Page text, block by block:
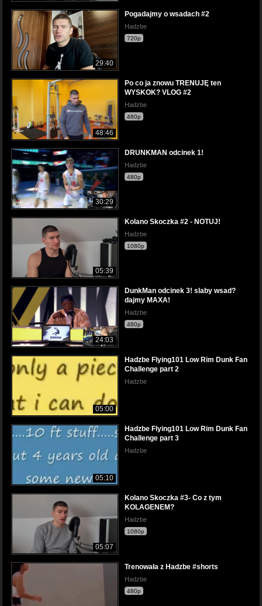
29:40
Pogadajmy o wsadach #2
Hadzbe
720p
48:46
Po co ja znowu TRENUJĘ ten
WYSKOK? VLOG #2
Hadzbe
480p
30:29
DRUNKMAN odcinek 1!
Hadzbe
480p
05:39
Kolano Skoczka #2 - NOTUJ!
Hadzbe
1080p
24:03
DunkMan odcinek 3! slaby wsad?
dajmy MAXA!
Hadzbe
480p
05:00
Hadzbe Flying101 Low Rim Dunk Fan
Challenge part 2
Hadzbe
05:10
Hadzbe Flying101 Low Rim Dunk Fan
Challenge part 3
Hadzbe
05:07
Kolano Skoczka #3- Co z tym
KOLAGENEM?
Hadzbe
1080p
Trenowała z Hadzbe #shorts
Hadzbe
480p